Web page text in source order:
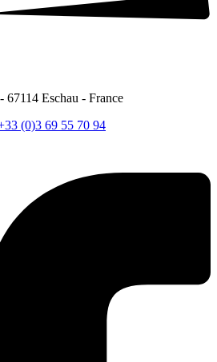
67114 Eschau - France
(0)3 69 55 70 94